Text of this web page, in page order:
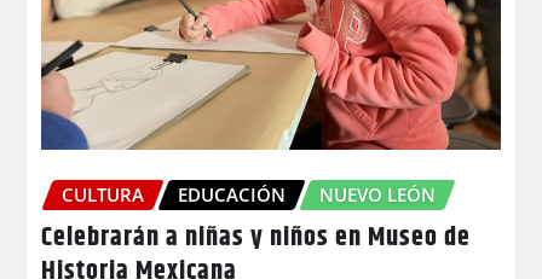
CULTURA EDUCACIÓN NUEVO LEÓN
Celebrarán a niñas y niños en Museo de